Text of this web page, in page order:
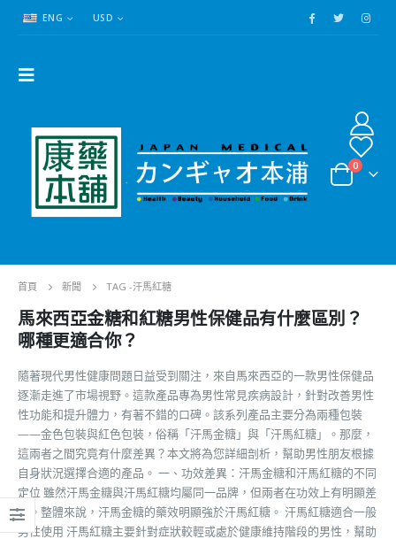
ENG USD
0
首頁 新聞 TAG -汗馬紅糖
馬來西亞金糖和紅糖男性保健品有什麼區別？
哪種更適合你？
隨著現代男性健康問題日益受到關注，來自馬來西亞的一款男性保健品
逐漸走進了市場視野。這款產品專為男性常見疾病設計，針對改善男性
性功能和提升體力，有著不錯的口碑。該系列產品主要分為兩種包裝
——金色包裝與紅色包裝，俗稱「汗馬金糖」與「汗馬紅糖」。那麼，
這兩者之間究竟有什麼差異？本文將為您詳細剖析，幫助男性朋友根據
自身狀況選擇合適的產品。 一、功效差異：汗馬金糖和汗馬紅糖的不同
定位 雖然汗馬金糖與汗馬紅糖均屬同一品牌，但兩者在功效上有明顯差
異。整體來說，汗馬金糖的藥效明顯強於汗馬紅糖。 汗馬紅糖適合一般
男性使用 汗馬紅糖主要針對症狀較輕或處於健康維持階段的男性，幫助